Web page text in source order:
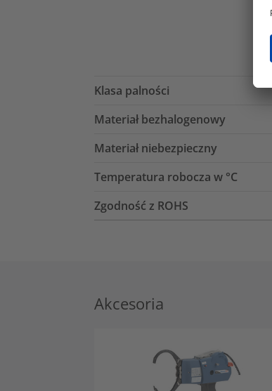
Klasa palności
Materiał bezhalogenowy
Materiał niebezpieczny
Temperatura robocza w °C
Zgodność z ROHS
Akcesoria